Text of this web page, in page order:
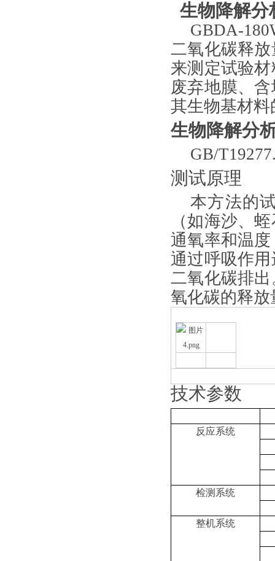
生物降解分
GBDA-
二氧化碳释
来测定试验
废弃地膜、
其生物基材
生物降解分
GB/
测试原理
本方法的
（如海沙、
通氧率和温
通过呼吸作
二氧化碳排
氧化碳的释
技术参数
反应系统
检测系统
整机系统